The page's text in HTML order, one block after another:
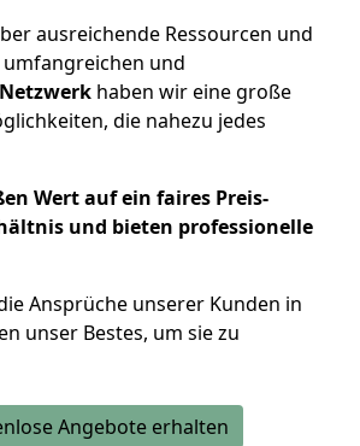
ausreichende Ressourcen und
und
haben wir eine große
die nahezu jedes
Wert auf ein faires Preis-
und bieten professionelle
Ansprüche unserer Kunden in
unser Bestes, um sie zu
Angebote erhalten